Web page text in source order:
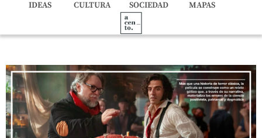
IDEAS CULTURA SOCIEDAD MAPAS